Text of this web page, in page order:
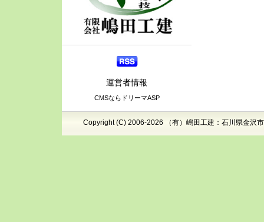
運営者情報
CMSならドリーマASP
Copyright (C) 2006-2026 （有）嶋田工建：石川県金沢